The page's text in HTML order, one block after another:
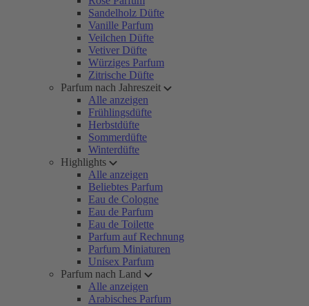
Sandelholz Düfte
Vanille Parfum
Veilchen Düfte
Vetiver Düfte
Würziges Parfum
Zitrische Düfte
Parfum nach Jahreszeit
Alle anzeigen
Frühlingsdüfte
Herbstdüfte
Sommerdüfte
Winterdüfte
Highlights
Alle anzeigen
Beliebtes Parfum
Eau de Cologne
Eau de Parfum
Eau de Toilette
Parfum auf Rechnung
Parfum Miniaturen
Unisex Parfum
Parfum nach Land
Alle anzeigen
Arabisches Parfum